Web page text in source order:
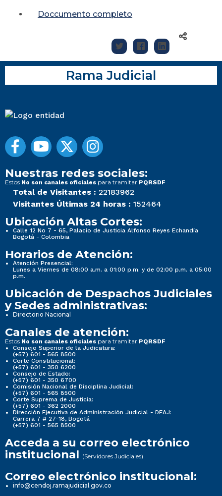
Doccumento completo
Rama Judicial
Nuestras redes sociales:
Estos No son canales oficiales para tramitar PQRSDF
Total de Visitantes : 22183962
Visitantes Últimas 24 horas : 152464
Ubicación Altas Cortes:
Calle 12 No 7 - 65, Palacio de Justicia Alfonso Reyes Echandía
Bogotá - Colombia
Horarios de Atención:
Atención Presencial:
Lunes a Viernes de 08:00 a.m. a 01:00 p.m. y de 02:00 p.m. a 05:00
p.m.
Ubicación de Despachos Judiciales
y Sedes administrativas:
Directorio Nacional
Canales de atención:
Estos No son canales oficiales para tramitar PQRSDF
Consejo Superior de la Judicatura:
(+57) 601 - 565 8500
Corte Constitucional:
(+57) 601 - 350 6200
Consejo de Estado:
(+57) 601 - 350 6700
Comisión Nacional de Disciplina Judicial:
(+57) 601 - 565 8500
Corte Suprema de Justicia:
(+57) 601 - 362 2000
Dirección Ejecutiva de Administración Judicial - DEAJ:
Carrera 7 # 27-18, Bogotá
(+57) 601 - 565 8500
Acceda a su correo electrónico
institucional (Servidores Judiciales)
Correo electrónico institucional:
info@cendoj.ramajudicial.gov.co